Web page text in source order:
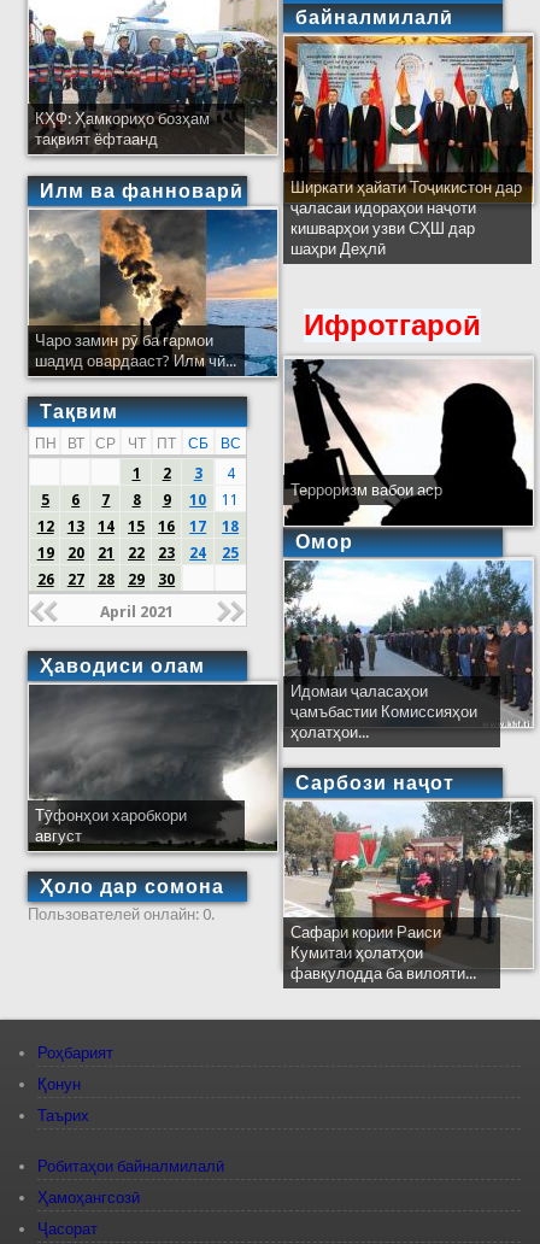
КҲФ: Ҳамкориҳо бозҳам
тақвият ёфтаанд
Илм ва фанноварӣ
Чаро замин рӯ ба гармои
шадид овардааст? Илм чӣ...
Тақвим
ПН ВТ СР ЧТ ПТ СБ
ВС
1
2 3
4
5
6 7 8 9 10
11
12
13 14 15 16 17
18
19
20 21 22 23 24
25
26
27 28 29 30
April 2021
Ҳаводиси олам
Тӯфонҳои харобкори
август
Ҳоло дар сомона
Пользователей онлайн: 0.
байналмилалӣ
Ширкати ҳайати Тоҷикистон дар
ҷаласаи идораҳои наҷоти
кишварҳои узви СҲШ дар
шаҳри Деҳлӣ
Ифротгароӣ
Терроризм вабои аср
Омор
Идомаи ҷаласаҳои
ҷамъбастии Комиссияҳои
ҳолатҳои...
Сарбози наҷот
Сафари кории Раиси
Кумитаи ҳолатҳои
фавқулодда ба вилояти...
Роҳбарият
Қонун
Таърих
Робитаҳои байналмилалӣ
Ҳамоҳангсозӣ
Ҷасорат